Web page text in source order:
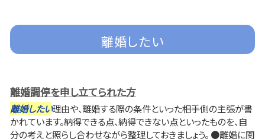
離婚したい
離婚調停を申し立てられた方
離婚したい理由や、離婚する際の条件といった相手側の主張が書
かれています。納得できる点、納得できない点といったものを、自
分の考えと照らし合わせながら整理しておきましょう。 ●離婚に関